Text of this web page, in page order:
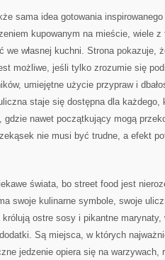
sama idea gotowania
kupowanym na mieście, wiele
we własnej kuchni. Strona pokazuje,
możliwe, jeśli tylko zrozumie się
umiejętne użycie przypraw i
staje się dostępna dla każdego,
gdzie nawet początkujący mogą
nie musi być trudne, a efekt
świata, bo street food jest
swoje kulinarne symbole, swoje
ostre sosy i pikantne marynaty,
Są miejsca, w których
jedzenie opiera się na warzywach,